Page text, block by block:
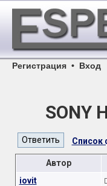
Регистрация • Вход
SONY
Список
Автор
iovit